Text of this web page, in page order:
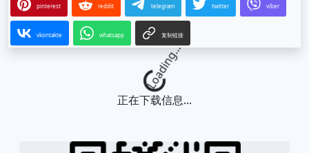
pinterest reddit telegram twitter viber
vkontakte whatsapp 复制链接
Loading...
正在下载信息...